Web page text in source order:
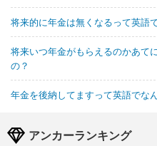
将来的に年金は無くなるって英語
将来いつ年金がもらえるのかあて
の？
年金を後納してますって英語でな
アンカーランキング